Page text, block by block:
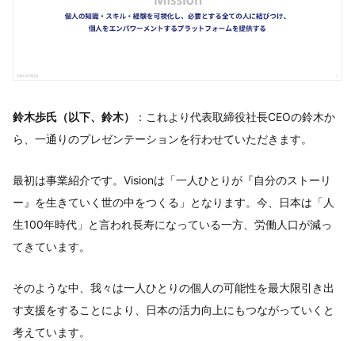
鈴木歩氏（以下、鈴木）
：これより代表取締役社長CEOの鈴木か
ら、一通りのプレゼンテーションを行わせていただきます。
最初は事業紹介です。Visionは「一人ひとりが『自分のストーリ
ー』を生きていく世の中をつくる」となります。今、日本は「人
生100年時代」と言われ長寿になっている一方、労働人口が減っ
てきています。
そのような中、我々は一人ひとりの個人の可能性を最大限引き出
す支援をすることにより、日本の活力向上にもつながっていくと
考えています。